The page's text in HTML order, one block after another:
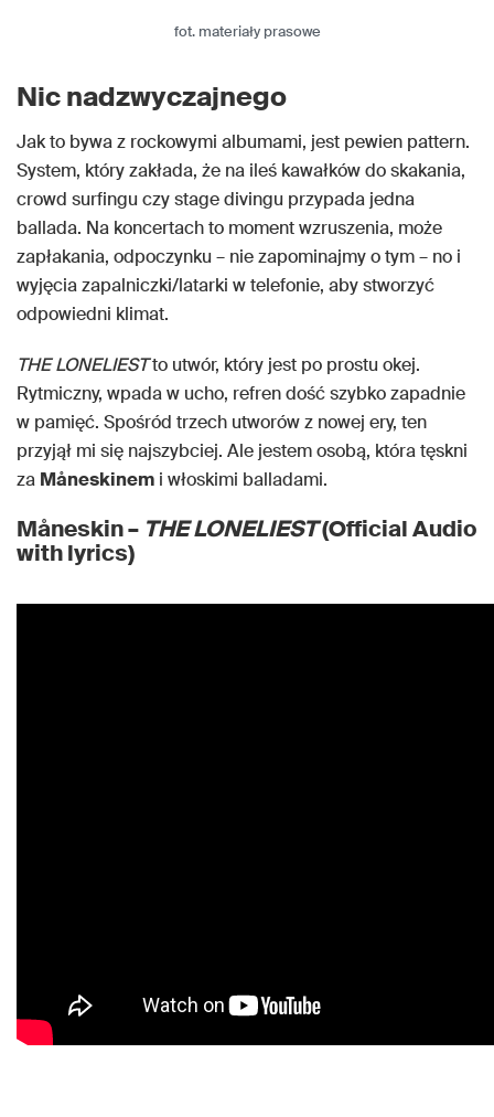
fot. materiały prasowe
Nic nadzwyczajnego
Jak to bywa z rockowymi albumami, jest pewien pattern.
System, który zakłada, że na ileś kawałków do skakania,
crowd surfingu czy stage divingu przypada jedna
ballada. Na koncertach to moment wzruszenia, może
zapłakania, odpoczynku – nie zapominajmy o tym – no i
wyjęcia zapalniczki/latarki w telefonie, aby stworzyć
odpowiedni klimat.
THE LONELIESTto utwór, który jest po prostu okej.
Rytmiczny, wpada w ucho, refren dość szybko zapadnie
w pamięć. Spośród trzech utworów z nowej ery, ten
przyjął mi się najszybciej. Ale jestem osobą, która tęskni
za Måneskinem i włoskimi balladami.
Måneskin – THE LONELIEST(Official Audio
with lyrics)